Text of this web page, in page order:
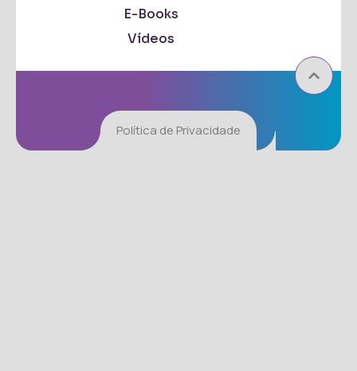
E-Books
Vídeos
Política de Privacidade